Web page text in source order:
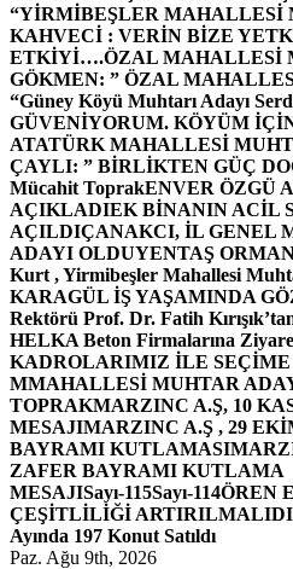
“YİRMİBEŞLER MAHALLESİ
KAHVECİ : VERİN BİZE
ETKİYİ….ÖZAL MAHALLESİ
GÖKMEN: ” ÖZAL
“Güney Köyü Muhtarı Adayı
GÜVENİYORUM. KÖYÜM
ATATÜRK MAHALLESİ
ÇAYLI: ” BİRLİKTEN GÜÇ
Mücahit ToprakENVER ÖZGÜ
AÇIKLADIEK BİNANIN ACİL
AÇILDIÇANAKCI, İL GENEL
ADAYI OLDUYENTAŞ
Kurt , Yirmibeşler Mahallesi
KARAGÜL İŞ YAŞAMINDA
Rektörü Prof. Dr. Fatih
HELKA Beton Firmalarına
KADROLARIMIZ İLE
MMAHALLESİ MUHTAR
TOPRAKMARZINC A.Ş, 10
MESAJIMARZINC A.Ş , 29
BAYRAMI KUTLAMASI
ZAFER BAYRAMI KUTLAMA
MESAJISayı-115Sayı-114ÖREN
ÇEŞİTLİLİĞİ
Ayında 197 Konut Satıldı
Paz. Ağu 9th, 2026